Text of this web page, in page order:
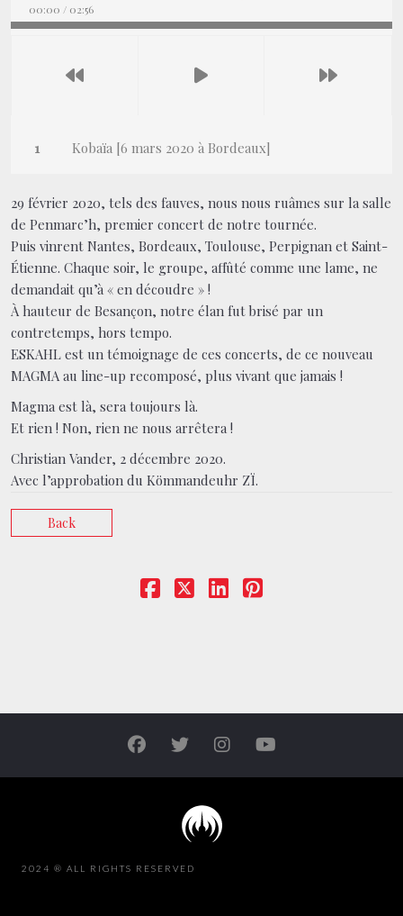
Kobaïa [6 mars 2020 à Bordeaux]
00:00 / 02:56
29 février 2020, tels des fauves, nous nous ruâmes sur la salle
de Penmarc’h, premier concert de notre tournée.
Puis vinrent Nantes, Bordeaux, Toulouse, Perpignan et Saint-
Étienne. Chaque soir, le groupe, affûté comme une lame, ne
demandait qu’à « en découdre » !
À hauteur de Besançon, notre élan fut brisé par un
contretemps, hors tempo.
ESKAHL est un témoignage de ces concerts, de ce nouveau
MAGMA au line-up recomposé, plus vivant que jamais !
Magma est là, sera toujours là.
Et rien ! Non, rien ne nous arrêtera !
Christian Vander, 2 décembre 2020.
Avec l’approbation du Kömmandeuhr ZÏ.
Back
2024 ® ALL RIGHTS RESERVED